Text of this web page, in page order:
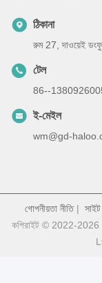
ঠিকানা
রুম 27, দাওয়েই ডংফু
টেল
86--
ই-মেইল
wm@gd-
গোপনীয়তা নীতি|
কপিরাইট © 2022-